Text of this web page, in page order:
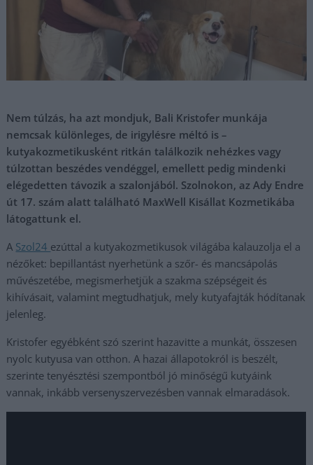
Nem túlzás, ha azt mondjuk, Bali Kristofer munkája
nemcsak különleges, de irigylésre méltó is –
kutyakozmetikusként ritkán találkozik nehézkes vagy
túlzottan beszédes vendéggel, emellett pedig mindenki
elégedetten távozik a szalonjából. Szolnokon, az Ady Endre
út 17. szám alatt található MaxWell Kisállat Kozmetikába
látogattunk el.
A Szol24 ezúttal a kutyakozmetikusok világába kalauzolja el a
nézőket: bepillantást nyerhetünk a szőr- és mancsápolás
művészetébe, megismerhetjük a szakma szépségeit és
kihívásait, valamint megtudhatjuk, mely kutyafajták hódítanak
jelenleg.
Kristofer egyébként szó szerint hazavitte a munkát, összesen
nyolc kutyusa van otthon. A hazai állapotokról is beszélt,
szerinte tenyésztési szempontból jó minőségű kutyáink
vannak, inkább versenyszervezésben vannak elmaradások.